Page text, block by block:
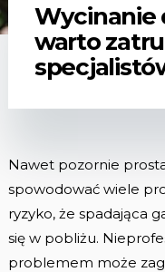
Wycinanie
warto
Nawet pozornie
spowodować wiele
ryzyko, że spadająca
się w pobliżu.
problemem może